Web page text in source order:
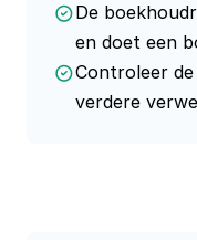
De
en doet een
Controleer
verdere